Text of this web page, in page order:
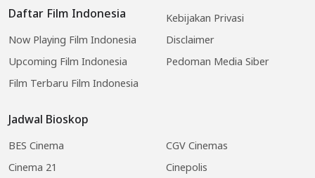
Daftar Film Indonesia
Now Playing Film Indonesia
Upcoming Film Indonesia
Film Terbaru Film Indonesia
Jadwal Bioskop
BES Cinema
CGV Cinemas
Cinema 21
Cinepolis
Kebijakan Privasi
Disclaimer
Pedoman Media Siber